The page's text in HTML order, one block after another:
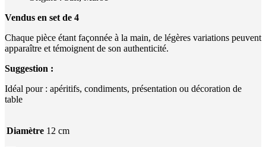
Vendus en set de 4
Chaque pièce étant façonnée à la main, de légères variations peuvent
apparaître et témoignent de son authenticité.
Suggestion :
Idéal pour : apéritifs, condiments, présentation ou décoration de
table
Diamètre 12 cm